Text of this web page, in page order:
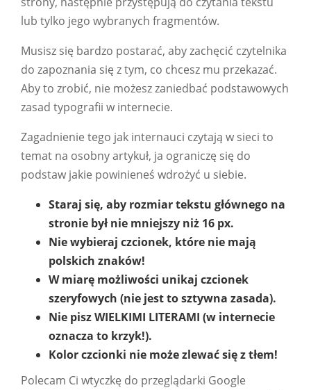
lub tylko jego wybranych fragmentów.
Musisz się bardzo postarać, aby zachęcić czytelnika
do zapoznania się z tym, co chcesz mu przekazać.
Aby to zrobić, nie możesz zaniedbać podstawowych
zasad typografii w internecie.
Zagadnienie tego jak internauci czytają w sieci to
temat na osobny artykuł, ja ograniczę się do
podstaw jakie powinieneś wdrożyć u siebie.
Staraj się, aby rozmiar tekstu głównego na
stronie był nie mniejszy niż 16 px.
Nie wybieraj czcionek, które nie mają
polskich znaków!
W miarę możliwości unikaj czcionek
szeryfowych (nie jest to sztywna zasada).
Nie pisz WIELKIMI LITERAMI (w internecie
oznacza to krzyk!).
Kolor czcionki nie może zlewać się z tłem!
Polecam Ci wtyczkę do przeglądarki Google